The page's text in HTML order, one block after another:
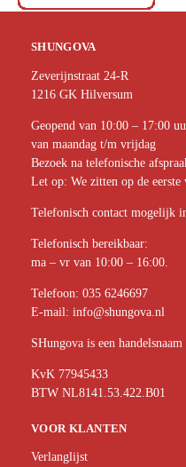
SHUNGOVA
Zeverijnstraat 24-R
1216 GK Hilversum
Geopend van 10:00 – 17:00
van maandag t/m vrijdag
Bezoek na telefonische
Let op: We zitten op de
Telefonisch contact mogelijk
Telefonisch bereikbaar:
ma – vr van 10:00 – 16:00.
Telefoon: 035 6246697
E-mail: info@shungova.nl
SHungova is een
KvK 77945433
BTW NL8141.53.422.B01
VOOR KLANTEN
Verlanglijst